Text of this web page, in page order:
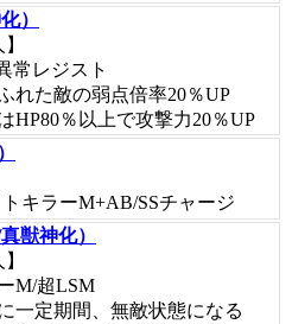
）
常レジスト
れた敵の弱点倍率20％UP
HP80％以上で攻撃力20％UP
キラーM+AB/SSチャージ
獣神化）
M/超LSM
一定期間、無敵状態になる